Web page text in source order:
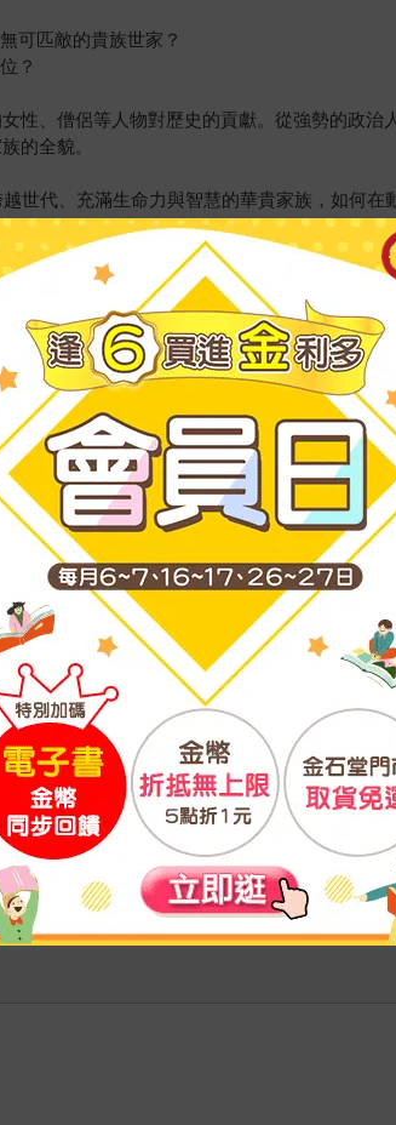
可匹敵的貴族世家？
？
性、僧侶等人物對歷史的貢獻。從強勢的政
的全貌。
世代、充滿生命力與智慧的華貴家族，如何
轉向寫作。他為雜誌、書籍等撰稿，涵蓋從
聞出版），以及《國寶刀：1000多年的禮物》